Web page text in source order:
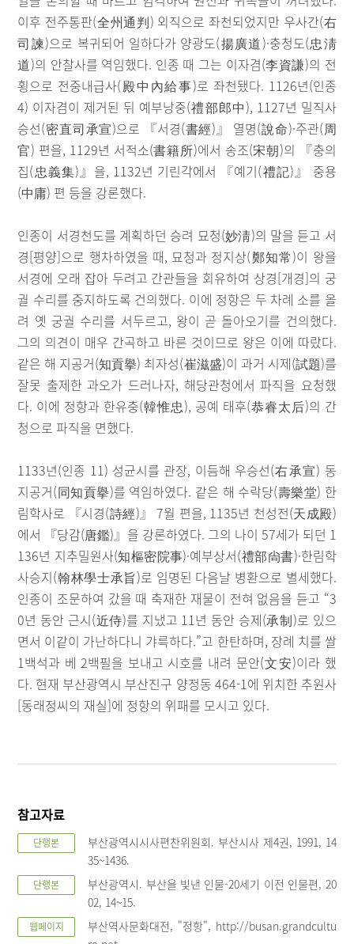
이후 전주통판(全州通判) 외직으로 좌천되었지만 우사간(右
司諫)으로 복귀되어 일하다가 양광도(揚廣道)·충청도(忠淸
道)의 안찰사를 역임했다. 인종 때 그는 이자겸(李資謙)의 전
횡으로 전중내급사(殿中內給事)로 좌천됐다. 1126년(인종
4) 이자겸이 제거된 뒤 예부낭중(禮部郎中), 1127년 밀직사
승선(密直司承宣)으로 『서경(書經)』 열명(說命)·주관(周
官) 편을, 1129년 서적소(書籍所)에서 송조(宋朝)의 『충의
집(忠義集)』을, 1132년 기린각에서 『예기(禮記)』 중용
(中庸) 편 등을 강론했다.
인종이 서경천도를 계획하던 승려 묘청(妙淸)의 말을 듣고 서
경[평양]으로 행차하였을 때, 묘청과 정지상(鄭知常)이 왕을
서경에 오래 잡아 두려고 간관들을 회유하여 상경[개경]의 궁
궐 수리를 중지하도록 건의했다. 이에 정항은 두 차례 소를 올
려 옛 궁궐 수리를 서두르고, 왕이 곧 돌아오기를 건의했다.
그의 의견이 매우 간곡하고 바른 것이므로 왕은 이에 따랐다.
같은 해 지공거(知貢擧) 최자성(崔滋盛)이 과거 시제(試題)를
잘못 출제한 과오가 드러나자, 해당관청에서 파직을 요청했
다. 이에 정항과 한유충(韓惟忠), 공예 태후(恭睿太后)의 간
청으로 파직을 면했다.
1133년(인종 11) 성균시를 관장, 이듬해 우승선(右承宣) 동
지공거(同知貢擧)를 역임하였다. 같은 해 수락당(壽樂堂) 한
림학사로 『시경(詩經)』 7월 편을, 1135년 천성전(天成殿)
에서 『당감(唐鑑)』을 강론하였다. 그의 나이 57세가 되던 1
136년 지추밀원사(知樞密院事)·예부상서(禮部尙書)·한림학
사승지(翰林學士承旨)로 임명된 다음날 병환으로 별세했다.
인종이 조문하여 갔을 때 축재한 재물이 전혀 없음을 듣고 “3
0년 동안 근시(近侍)를 지냈고 11년 동안 승제(承制)로 있으
면서 이같이 가난하다니 갸륵하다.”고 한탄하며, 장례 치를 쌀
1백석과 베 2백필을 보내고 시호를 내려 문안(文安)이라 했
다. 현재 부산광역시 부산진구 양정동 464-1에 위치한 추원사
[동래정씨의 재실]에 정항의 위패를 모시고 있다.
참고자료
단행본
부산광역시시사편찬위원회. 부산시사 제4권, 1991, 14
35~1436.
단행본
부산광역시. 부산을 빛낸 인물-20세기 이전 인물편, 20
02, 14~15.
웹페이지
부산역사문화대전, "정항", http://busan.grandcultu